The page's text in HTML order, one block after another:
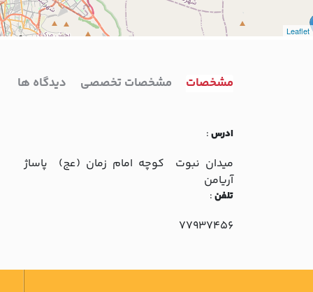
Leaflet
مشخصات مشخصات تخصصی دیدگاه ها
ادرس:
ميدان نبوت کوچه امام زمان (عج) پاساژ
آريامن
تلفن:
77937456